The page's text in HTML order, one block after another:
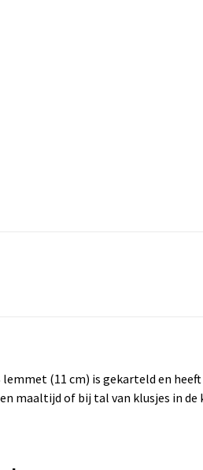
(11 cm) is gekarteld en
maaltijd of bij tal van klusjes in de